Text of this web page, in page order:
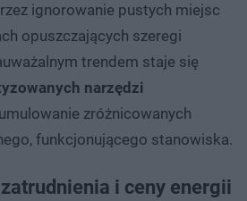
ignorowanie pustych miejsc
opuszczających szeregi
trendem staje się
narzędzi
zróżnicowanych
funkcjonującego stanowiska.
i ceny energii